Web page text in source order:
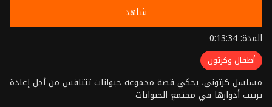
شاهد
المدة: 0:13:34
أطفال وكرتون
مسلسل كرتوني، يحكي قصة مجموعة حيوانات تتنافس من أجل إعادة
ترتيب أدوارها في مجتمع الحيوانات